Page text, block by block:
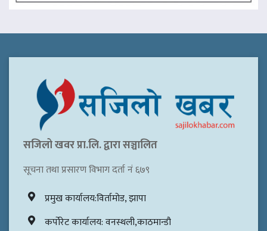
सजिलो खवर प्रा.लि. द्वारा सञ्चालित
सूचना तथा प्रसारण विभाग दर्ता नं ६७९
प्रमुख कार्यालय:विर्तामोड, झापा
कर्पोरेट कार्यालय: वनस्थली,काठमान्डौ